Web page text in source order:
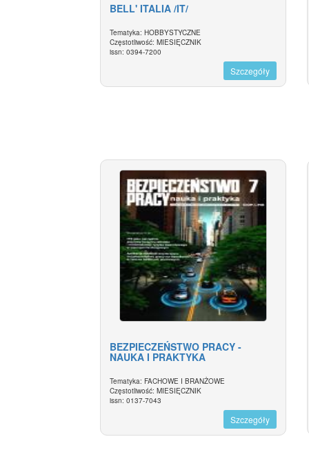
BELL' ITALIA /IT/
Tematyka: HOBBYSTYCZNE
Częstotliwość: MIESIĘCZNIK
issn: 0394-7200
Szczegóły
BEZPIECZEŃSTWO PRACY -
NAUKA I PRAKTYKA
Tematyka: FACHOWE I BRANŻOWE
Częstotliwość: MIESIĘCZNIK
issn: 0137-7043
Szczegóły